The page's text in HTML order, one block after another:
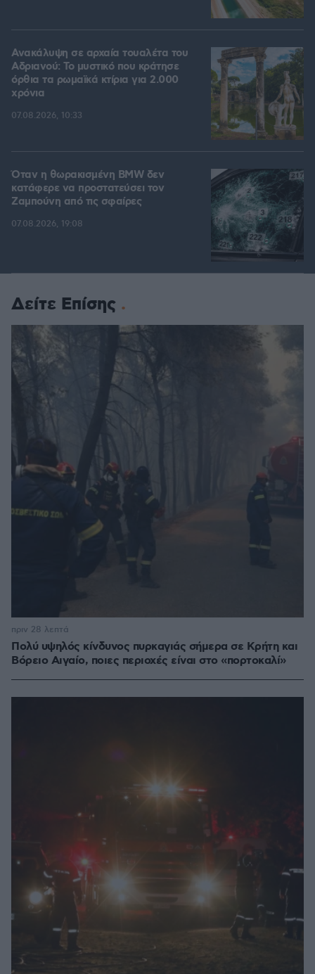
Ανακάλυψη σε αρχαία τουαλέτα του
Αδριανού: Το μυστικό που κράτησε
όρθια τα ρωμαϊκά κτίρια για 2.000
χρόνια
07.08.2026, 10:33
Όταν η θωρακισμένη BMW δεν
κατάφερε να προστατεύσει τον
Ζαμπούνη από τις σφαίρες
07.08.2026, 19:08
Δείτε Επίσης
Πολύ υψηλός κίνδυνος πυρκαγιάς σήμερα σε Κρήτη και
Βόρειο Αιγαίο, ποιες περιοχές είναι στο «πορτοκαλί»
πριν 28 λεπτά